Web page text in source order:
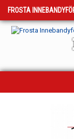
FROSTA